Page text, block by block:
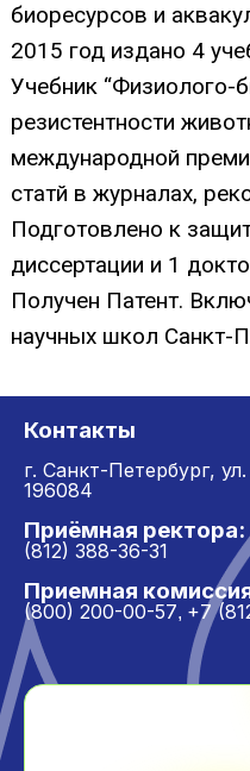
биоресурсов и
2015 год издано 4
Учебник “Физиолого-
резистентности
международной
статй в журналах,
Подготовлено к
диссертации и 1
Получен Патент.
научных школ Санкт-
Контакты
г. Санкт-Петербург,
196084
Приёмная ректора:
(812) 388-36-31
Приемная
(800) 200-00-57, +7